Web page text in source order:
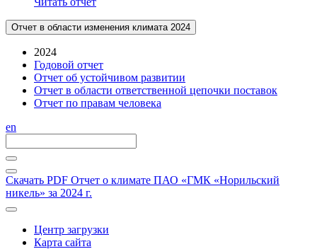
Отчет в области изменения климата 2024
2024
Годовой отчет
Отчет об устойчивом развитии
Отчет в области ответственной цепочки поставок
Отчет по правам человека
en
Скачать PDF Отчет о климате ПАО «ГМК «Норильский
никель» за 2024 г.
Центр загрузки
Карта сайта